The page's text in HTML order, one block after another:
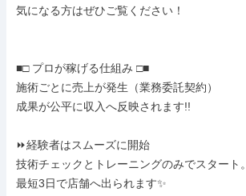
気になる方はぜひご覧ください！
■□ プロが稼げる仕組み □■
施術ごとに売上が発生（業務委託契約）
成果が公平に収入へ反映されます!!
⏩経験者はスムーズに開始
技術チェックとトレーニングのみでスタート。
最短3日で店舗へ出られます✨